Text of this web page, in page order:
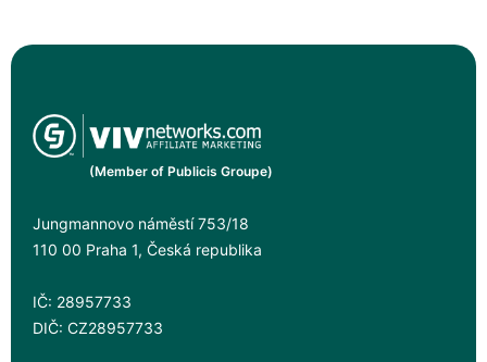
(Member of Publicis Groupe)
Jungmannovo náměstí 753/18
110 00 Praha 1, Česká republika
IČ: 28957733
DIČ: CZ28957733